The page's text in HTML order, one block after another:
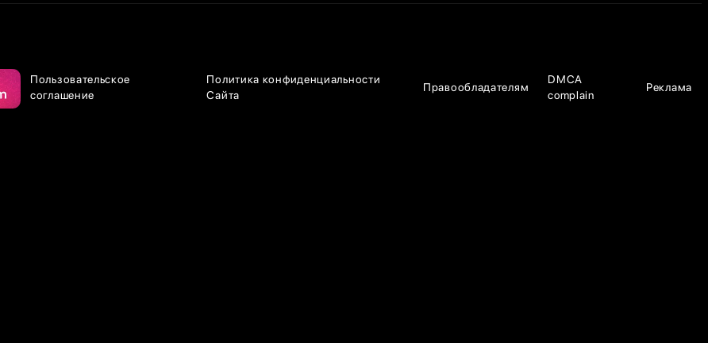
Пользовательское
соглашение
Политика конфиденциальности
Сайта
Правообладателям
DMCA
complain
Реклама